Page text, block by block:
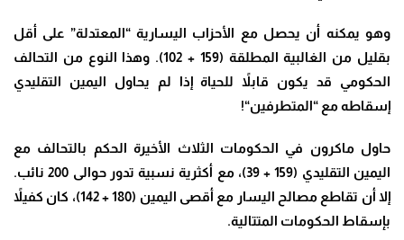
وهو يمكنه أن يحصل مع الأحزاب اليسارية “المعتدلة” على أقل
بقليل من الغالبية المطلقة (159 + 102). وهذا النوع من التحالف
الحكومي قد يكون قابلاً للحياة إذا لم يحاول اليمين التقليدي
إسقاطه مع “المتطرفين“!
حاول ماكرون في الحكومات الثلاث الأخيرة الحكم بالتحالف مع
اليمين التقليدي (159 + 39)، مع أكثرية نسبية تدور حوالى 200 نائب.
إلا أن تقاطع مصالح اليسار مع أقصى اليمين (180 + 142)، كان كفيلاً
بإسقاط الحكومات المتتالية.